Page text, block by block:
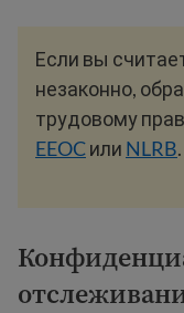
Если вы
незаконно,
трудовому
EEOCили NLRB.